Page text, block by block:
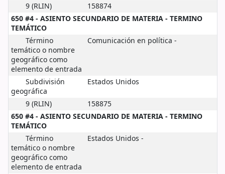
9 (RLIN)
158874
650 #4 - ASIENTO SECUNDARIO DE MATERIA - TERMINO
TEMÁTICO
Término
temático o nombre
geográfico como
elemento de entrada
Comunicación en política -
Subdivisión
geográfica
Estados Unidos
9 (RLIN)
158875
650 #4 - ASIENTO SECUNDARIO DE MATERIA - TERMINO
TEMÁTICO
Término
temático o nombre
geográfico como
elemento de entrada
Estados Unidos -